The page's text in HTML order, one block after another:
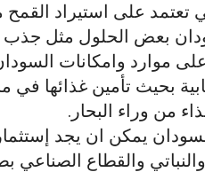
تعتمد على استيراد القمح
بعض الحلول مثل جذب
على موارد وامكانات
بحيث تأمين غذائها
من وراء البحار.
يمكن ان يجد
والنباتي والقطاع